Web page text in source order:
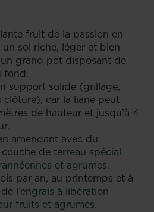
fruit de la passion en
sol riche, léger et bien
grand pot disposant de
fond.
support solide (grillage,
clôture), car la liane peut
de hauteur et jusqu’à 4
amendant avec du
de terreau spécial
et agrumes.
par an, au printemps et à
l’engrais à libération
fruits et agrumes.